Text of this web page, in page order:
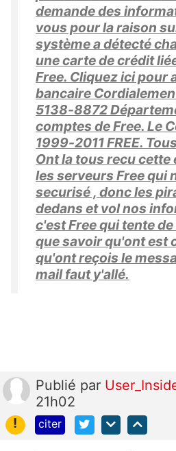
demande des
vous pour la raison
système a détecté
une carte de crédit
Free. Cliquez ici pour
bancaire
5138-8872
comptes de Free. Le
1999-2011 FREE.
Ont la tous recu
les serveurs Free qui
securisé , donc les
dedans et vol nos
c'est Free qui tente
que savoir qu'ont est
qu'ont reçois le
mail faut y'allé.
Publié par
21h02
!
citer